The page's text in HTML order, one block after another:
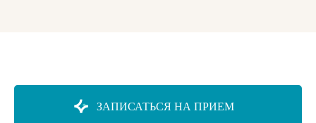
ЗАПИСАТЬСЯ НА ПРИЕМ